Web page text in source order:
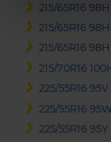
215/65R16 98H
215/65R16 98H
215/65R16 98H
215/70R16
225/55R16 95V
225/55R16
225/55R16 95Y